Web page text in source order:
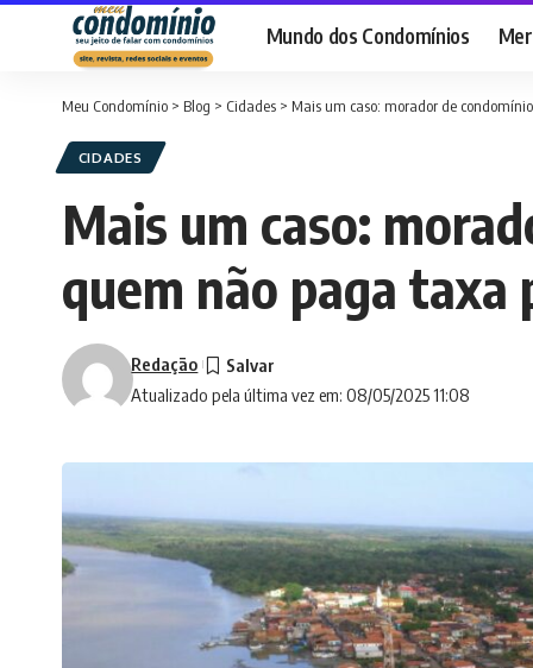
Mundo dos Condomínios
Meu Condomínio > Blog > Cidades > Mais um caso: morador de
CIDADES
Mais um caso:
quem não paga
Atualizado pela última vez em: 08/05/2025 11:08
Redação